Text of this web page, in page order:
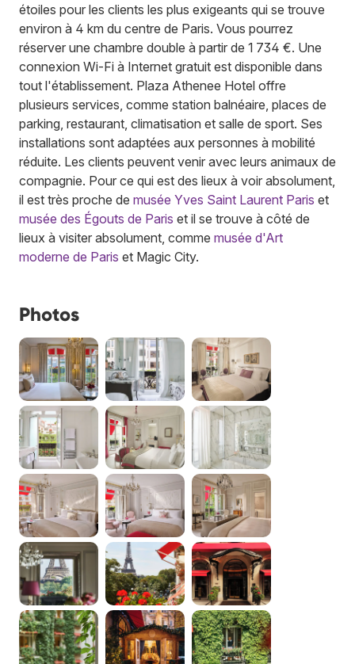
étoiles pour les clients les plus exigeants qui se trouve
environ à 4 km du centre de Paris. Vous pourrez
réserver une chambre double à partir de 1 734 €. Une
connexion Wi-Fi à Internet gratuit est disponible dans
tout l'établissement. Plaza Athenee Hotel offre
plusieurs services, comme station balnéaire, places de
parking, restaurant, climatisation et salle de sport. Ses
installations sont adaptées aux personnes à mobilité
réduite. Les clients peuvent venir avec leurs animaux de
compagnie. Pour ce qui est des lieux à voir absolument,
il est très proche de musée Yves Saint Laurent Paris et
musée des Égouts de Paris et il se trouve à côté de
lieux à visiter absolument, comme musée d'Art
moderne de Paris et Magic City.
Photos